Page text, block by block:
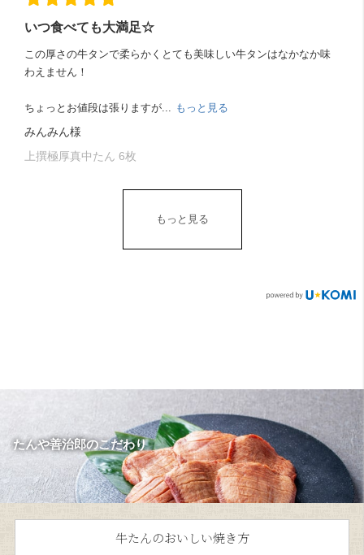
いつ食べても大満足☆
この厚さの牛タンで柔らかくとても美味しい牛タンはなかなか味
わえません！
ちょっとお値段は張りますが... もっと見る
みんみん様
上撰極厚真中たん 6枚
もっと見る
たんや善治郎のこだわり
牛たんのおいしい焼き方